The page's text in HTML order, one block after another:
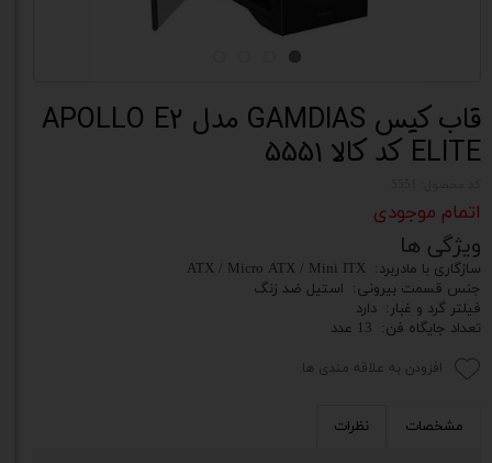
قاب کیس GAMDIAS مدل APOLLO E2
ELITE کد کالا 5551
اتمام موجودی
ویژگی ها
سازگاری با مادربرد: ATX / Micro ATX / Mini ITX
جنس قسمت بیرونی: استیل ضد زنگ
فیلتر گرد و غبار: دارد
تعداد جایگاه‌ فن: 13 عدد
افزودن به علاقه مندی ها
مشخصات نظرات